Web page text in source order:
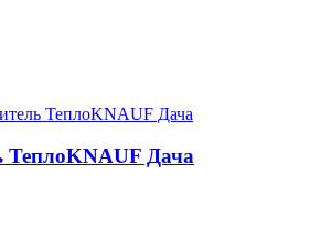
ТеплоKNAUF Дача